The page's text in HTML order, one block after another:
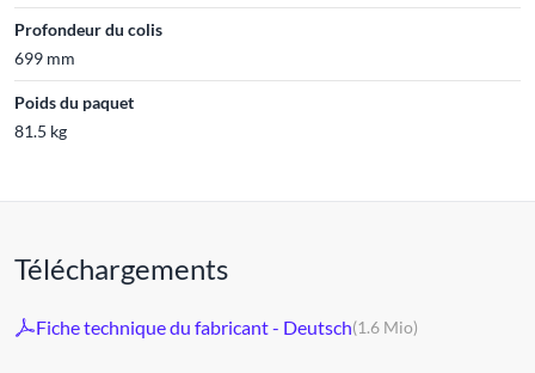
Profondeur du colis
699 mm
Poids du paquet
81.5 kg
Téléchargements
Fiche technique du fabricant - Deutsch(1.6 Mio)